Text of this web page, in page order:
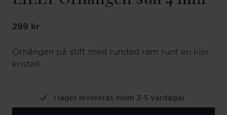
Pris :299 kr
299 kr
Örhängen på stift med rundad ram runt en klar
kristall.
I lager levereras inom 3-5 vardagar